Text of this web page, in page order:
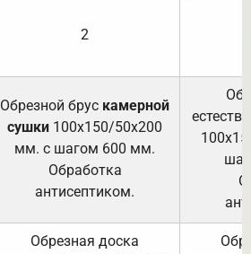
2
Обрезной брус камерной
сушки 100х150/50х200
мм. с шагом 600 мм.
Обработка
антисептиком.
Обрезная доска